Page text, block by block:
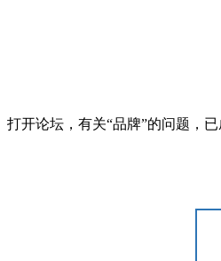
打开论坛，有关“品牌”的问题，